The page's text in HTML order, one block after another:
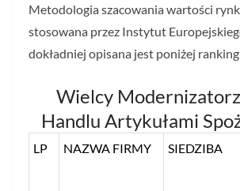
Metodologia szacowania wartości
stosowana przez Instytut
dokładniej opisana jest poniżej
Wielcy
Handlu Artykułami
LP NAZWA FIRMY SIEDZIBA